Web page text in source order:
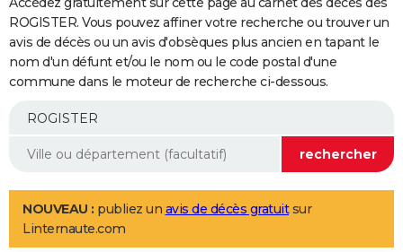
Programme TV
TNT
Streaming
Cinéma
Sorties cinéma
Musique
+
FINANCE
Retraite
Epargne
Immobilier
Risques naturels par ville
Banque
Assurance
AUTO
Essais
Réserver un essai
Citadines
Berlines
SUV
Forum auto
+
Mobiles
Meilleur smartphone
Internet
Ordinateurs
Jeux vidéo
Guide high-tech
Aménagement intérieur
LIFESTYLE
Art de vivre
Bien-être
Loisirs
Mode
Modes de vie
ROGISTER. Vous pouvez affiner votre recherche ou trouver un
avis de décès ou un avis d'obsèques plus ancien en tapant le
nom d'un défunt et/ou le nom ou le code postal d'une
commune dans le moteur de recherche ci-dessous.
NOUVEAU : publiez un avis de décès gratuitsur
Linternaute.com